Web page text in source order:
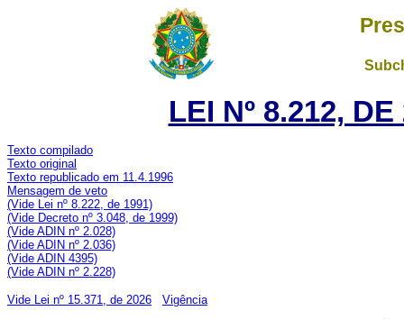
LEI Nº 8.212,
Texto compilado
Texto original
Texto republicado em 11.4.1996
Mensagem de veto
(Vide Lei nº 8.222, de 1991)
(Vide Decreto nº 3.048, de 1999)
(Vide ADIN nº 2.028)
(Vide ADIN nº 2.036)
(Vide ADIN 4395)
(Vide ADIN nº 2.228)
Vide Lei nº 15.371, de 2026 Vigência